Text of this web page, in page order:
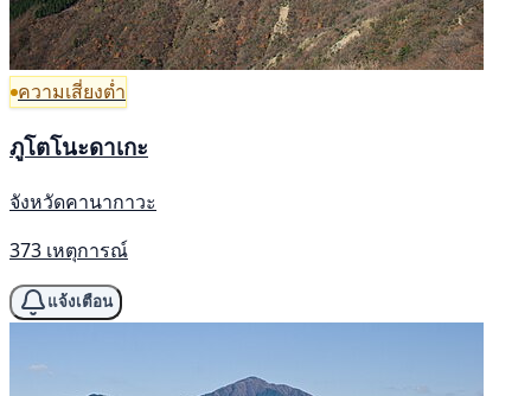
ความเสี่ยงต่ำ
ภูโตโนะดาเกะ
จังหวัดคานากาวะ
373 เหตุการณ์
แจ้งเตือน